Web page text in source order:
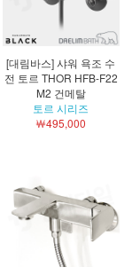
[대림바스] 샤워 욕조 수
전 토르 THOR HFB-F22
M2 건메탈
토르 시리즈
￦495,000